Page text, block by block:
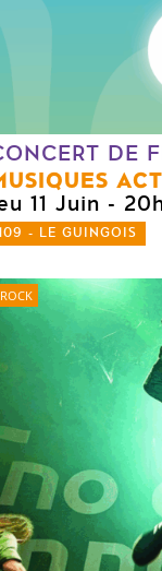
DE
11 Juin -
- LE GUINGOIS
ROCK